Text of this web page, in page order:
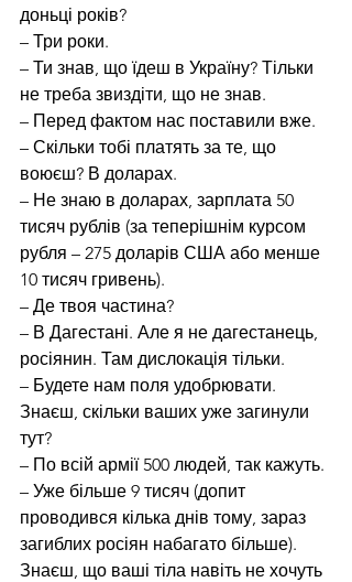
доньці років?
– Три роки.
– Ти знав, що їдеш в Україну? Тільки
не треба звиздіти, що не знав.
– Перед фактом нас поставили вже.
– Скільки тобі платять за те, що
воюєш? В доларах.
– Не знаю в доларах, зарплата 50
тисяч рублів (за теперішнім курсом
рубля – 275 доларів США або менше
10 тисяч гривень).
– Де твоя частина?
– В Дагестані. Але я не дагестанець,
росіянин. Там дислокація тільки.
– Будете нам поля удобрювати.
Знаєш, скільки ваших уже загинули
тут?
– По всій армії 500 людей, так кажуть.
– Уже більше 9 тисяч (допит
проводився кілька днів тому, зараз
загиблих росіян набагато більше).
Знаєш, що ваші тіла навіть не хочуть